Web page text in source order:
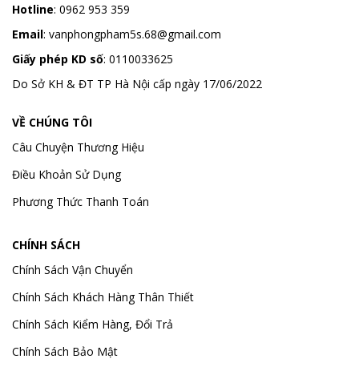
Hotline: 0962 953 359
Email: vanphongpham5s.68@gmail.com
Giấy phép KD số: 0110033625
Do Sở KH & ĐT TP Hà Nội cấp ngày 17/06/2022
VỀ CHÚNG TÔI
Câu Chuyện Thương Hiệu
Điều Khoản Sử Dụng
Phương Thức Thanh Toán
CHÍNH SÁCH
Chính Sách Vận Chuyển
Chính Sách Khách Hàng Thân Thiết
Chính Sách Kiểm Hàng, Đổi Trả
Chính Sách Bảo Mật